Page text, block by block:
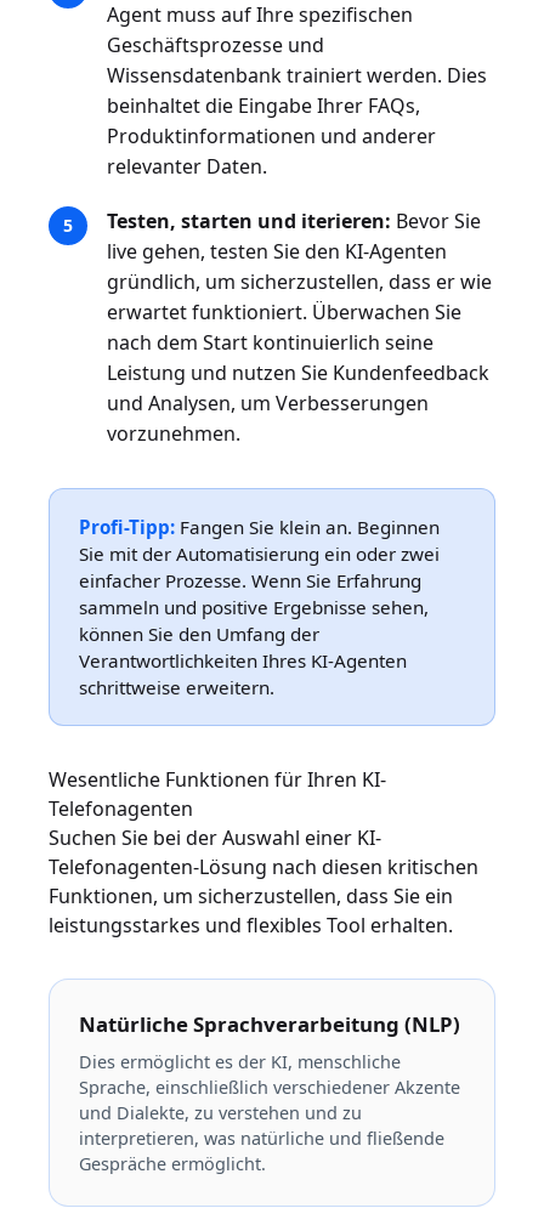
Agent muss auf Ihre spezifischen
Geschäftsprozesse und
Wissensdatenbank trainiert werden. Dies
beinhaltet die Eingabe Ihrer FAQs,
Produktinformationen und anderer
relevanter Daten.
Testen, starten und iterieren: Bevor Sie
live gehen, testen Sie den KI-Agenten
gründlich, um sicherzustellen, dass er wie
erwartet funktioniert. Überwachen Sie
nach dem Start kontinuierlich seine
Leistung und nutzen Sie Kundenfeedback
und Analysen, um Verbesserungen
vorzunehmen.
Profi-Tipp: Fangen Sie klein an. Beginnen
Sie mit der Automatisierung ein oder zwei
einfacher Prozesse. Wenn Sie Erfahrung
sammeln und positive Ergebnisse sehen,
können Sie den Umfang der
Verantwortlichkeiten Ihres KI-Agenten
schrittweise erweitern.
Wesentliche Funktionen für Ihren KI-
Telefonagenten
Suchen Sie bei der Auswahl einer KI-
Telefonagenten-Lösung nach diesen kritischen
Funktionen, um sicherzustellen, dass Sie ein
leistungsstarkes und flexibles Tool erhalten.
Natürliche Sprachverarbeitung (NLP)
Dies ermöglicht es der KI, menschliche
Sprache, einschließlich verschiedener Akzente
und Dialekte, zu verstehen und zu
interpretieren, was natürliche und fließende
Gespräche ermöglicht.